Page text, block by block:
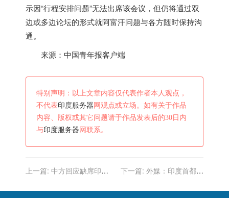
示因“行程安排问题”无法出席该会议，但仍将通过双
边或多边论坛的形式就阿富汗问题与各方随时保持沟
通。
来源：中国青年报客户端
特别声明：以上文章内容仅代表作者本人观点，
不代表印度服务器 网观点或立场。如有关于作品
内容、版权或其它问题请于作品发表后的30日内
与印度服务器 网联系。
上一篇: 中方回应缺席印度
会：日程不便
下一篇: 外媒：印度首都空
上学